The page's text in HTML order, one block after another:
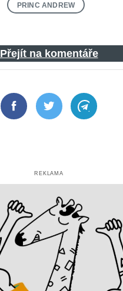
PRINC ANDREW
Přejít na komentáře
FacebookTwitter Telegram
REKLAMA